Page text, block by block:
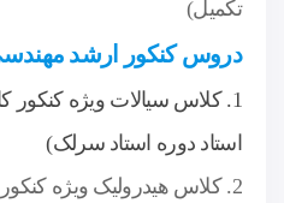
تکمیل)
دروس کنکور ارشد
1. کلاس سیالات ویژه
استاد دوره استاد سرلک)
2. کلاس هیدرولیک ویژه